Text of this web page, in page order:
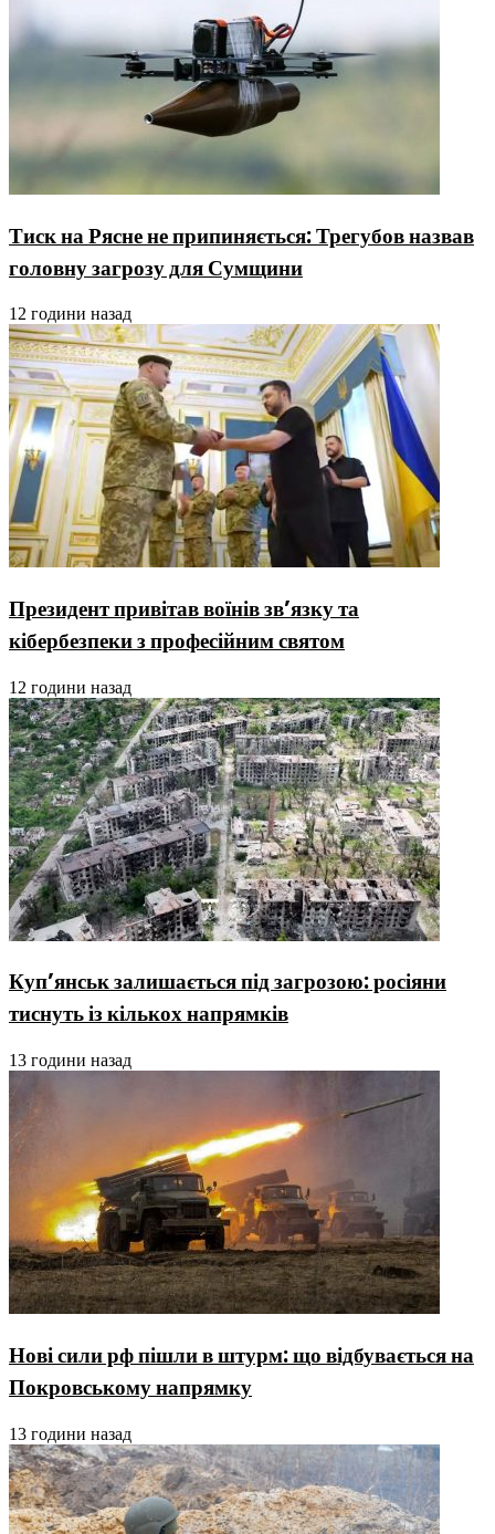
Тиск на Рясне не припиняється: Трегубов назвав
головну загрозу для Сумщини
12 години назад
Президент привітав воїнів зв’язку та
кібербезпеки з професійним святом
12 години назад
Куп’янськ залишається під загрозою: росіяни
тиснуть із кількох напрямків
13 години назад
Нові сили рф пішли в штурм: що відбувається на
Покровському напрямку
13 години назад